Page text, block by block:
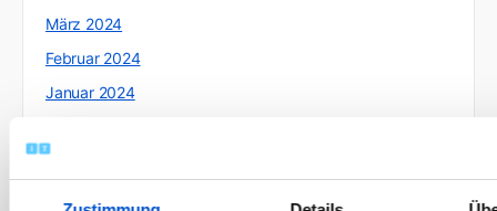
März 2024
Februar 2024
Januar 2024
November 2023